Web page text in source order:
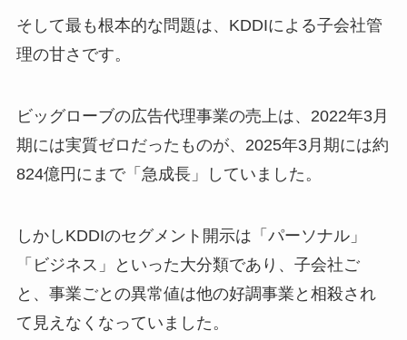
そして最も根本的な問題は、KDDIによる子会社管
理の甘さです。
ビッグローブの広告代理事業の売上は、2022年3月
期には実質ゼロだったものが、2025年3月期には約
824億円にまで「急成長」していました。
しかしKDDIのセグメント開示は「パーソナル」
「ビジネス」といった大分類であり、子会社ご
と、事業ごとの異常値は他の好調事業と相殺され
て見えなくなっていました。